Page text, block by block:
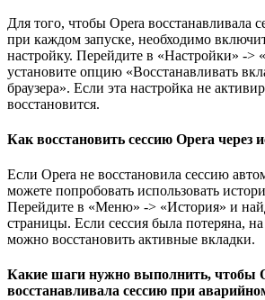
Для того, чтобы Opera восстанавливала
при каждом запуске, необходимо
настройку. Перейдите в «Настройки» ->
установите опцию «Восстанавливать
браузера». Если эта настройка не
восстановится.
Как восстановить сессию Opera через
Если Opera не восстановила сессию
можете попробовать использовать
Перейдите в «Меню» -> «История» и
страницы. Если сессия была потеряна,
можно восстановить активные вкладки.
Какие шаги нужно выполнить, чтобы
восстанавливала сессию при